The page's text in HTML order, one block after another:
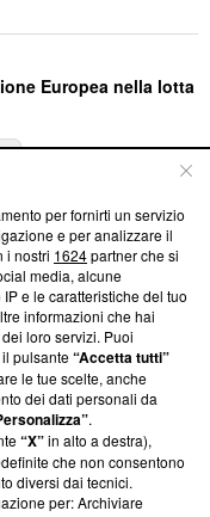
Europea nella lotta
su Blasting
ci impegniamo a
nostra aderenza a
News non è
richiesto di farne
una verifica di
per fornirti un servizio
e per analizzare il
i nostri 1624partner che si
media, alcune
e le caratteristiche del tuo
informazioni che hai
loro servizi. Puoi
pulsante“Accetta tutti”
le tue scelte, anche
dei dati personali da
.
“X”in alto a destra),
che non consentono
diversi dai tecnici.
per: Archiviare